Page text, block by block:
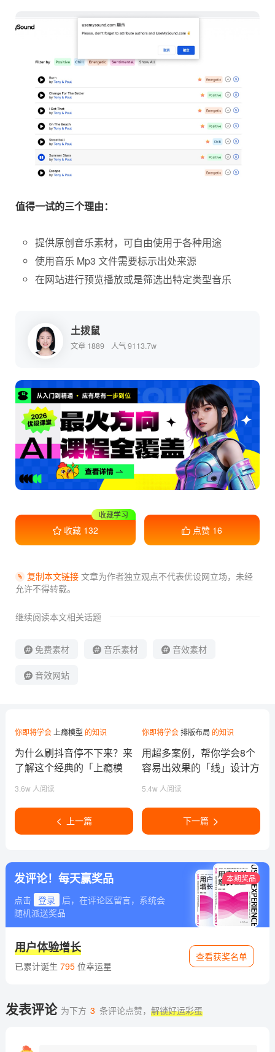
值得一试的三个理由：
提供原创音乐素材，可自由使用于各种用途
使用音乐 Mp3 文件需要标示出处来源
在网站进行预览播放或是筛选出特定类型音乐
土拨鼠
文章 1889 人气 9113.7w
收藏 132
收藏学习
点赞 16
复制本文链接文章为作者独立观点不代表优设网立场， 未经
允许不得转载。
继续阅读本文相关话题
免费素材 音乐素材 音效素材
音效网站
你即将学会 上瘾模型 的知识
为什么刷抖音停不下来？来
了解这个经典的「上瘾模
3.6w 人阅读
上一篇
你即将学会排版布局 的知识
用超多案例，帮你学会8个
容易出效果的「线」设计方
5.4w 人阅读
下一篇
发评论！每天赢奖品
点击 登录
后，在评论区留言，系统会
随机派送奖品
本期奖品
用户体验增长
已累计诞生 795位幸运星
查看获奖名单
发表评论 为下方 3 条评论点赞，解锁好运彩蛋